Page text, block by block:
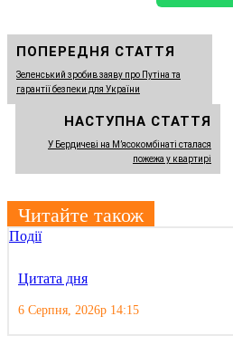
ПОПЕРЕДНЯ СТАТТЯ
Зеленський зробив заяву про Путіна та
гарантії безпеки для України
НАСТУПНА СТАТТЯ
У Бердичеві на М’ясокомбінаті сталася
пожежа у квартирі
Читайте також
Події
Цитата дня
6 Серпня, 2026р 14:15